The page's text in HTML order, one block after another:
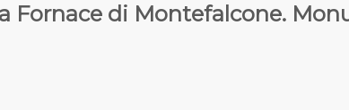
Fornace di Montefalcone.